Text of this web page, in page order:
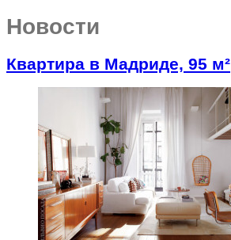
Новости
Квартира в Мадриде, 95 м²